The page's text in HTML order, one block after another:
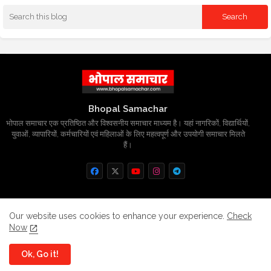
Bhopal Samachar
भोपाल समाचार एक प्रतिष्ठित और विश्वसनीय समाचार माध्यम है। यहां नागरिकों, विद्यार्थियों,
युवाओं, व्यापारियों, कर्मचारियों एवं महिलाओं के लिए महत्वपूर्ण और उपयोगी समाचार मिलते
हैं।
All Right Reserved Copyright
Home About Contact us
Privacy Policy
Our website uses cookies to enhance your experience. Check
Now
Ok, Go it!